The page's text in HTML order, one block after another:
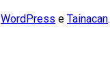
WordPress e Tainacan.